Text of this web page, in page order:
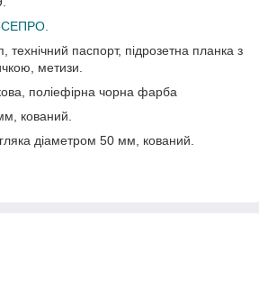
технічний паспорт, підрозетна планка з
метизи.
поліефірна чорна фарба
кований.
діаметром 50 мм, кований.